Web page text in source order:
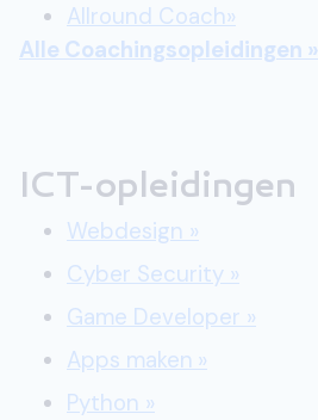
Allround Coach»
Alle Coachingsopleidingen »
ICT-opleidingen
Webdesign »
Cyber Security »
Game Developer »
Apps maken »
Python »